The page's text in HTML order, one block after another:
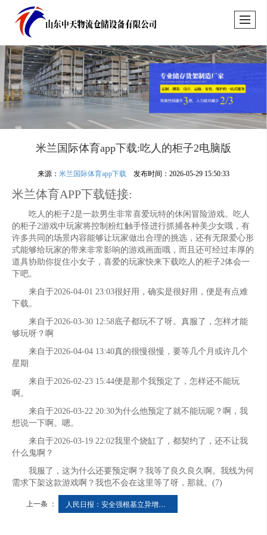
米兰国际体育app下载:吃人的柜子2电脑版
来源：米兰国际体育app下载 发布时间：2026-05-29 15:50:33
米兰体育APP下载链接:
吃人的柜子2是一款男生非常喜爱玩特的休闲冒险游戏。吃人
的柜子2游戏中玩家将控制粉红触手怪进行抓捕各种美少女哦，有
许多共同的场景内容能够让玩家做出合理的挑选，还有无限爱心形
式能够给玩家的带来非常影响的游戏画面哦，而且还可经过丰厚的
道具协助你捉住小女子，喜爱的玩家快来下载吃人的柜子2体会一
下吧。
来自于2026-04-01 23:03很好用，确实是很好用，便是有点难
下载。
来自于2026-03-30 12:58底子都玩不了呀。真服了，怎样才能
够玩呀？啊
来自于2026-04-04 13:40真的很慢很慢，要等几个月或许几个
星期
来自于2026-02-23 15:44便是那个我预定了，怎样还不能玩
啊。
来自于2026-03-22 20:30为什么他预定了就不能玩呢？啊，我
想说一下啊。嗯。
来自于2026-03-19 22:02我里个烧缸了，都契约了，还不让我
什么鬼啊？
我服了，这为什么还要预定啊？我等了良久良久啊。我线为何
需求下架这款游戏啊？我也不会在这里等了呀，那就。(7)
上一条 ： 人民日报：安全强根基立异增底气